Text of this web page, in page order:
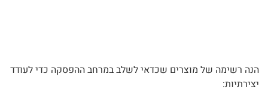
הנה רשימה של מוצרים שכדאי לשלב במרחב ההפסקה כדי לעודד
יצירתיות: